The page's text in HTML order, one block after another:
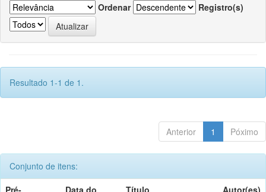
Ordenar
Registro(s)
Resultado 1-1 de 1.
Anterior 1 Póximo
Conjunto de itens:
Pré-
Data do
Título Autor(es)